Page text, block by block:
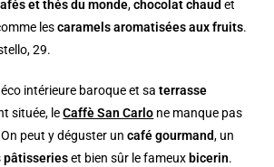
et thés du monde,chocolat chaud et
lescaramels aromatisées aux fruits.
29.
intérieure baroque et saterrasse
située, leCaffè San Carlo ne manque pas
peut y déguster uncafé gourmand, un
pâtisserieset bien sûr le fameux bicerin.